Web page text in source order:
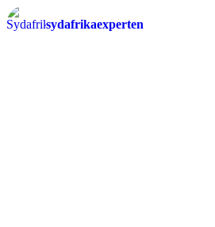
sydafrikaexperten